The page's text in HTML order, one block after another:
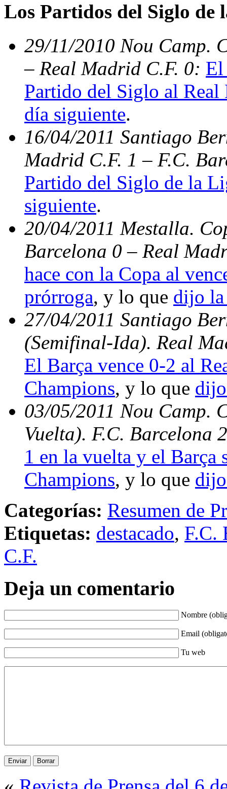
Los Partidos del Siglo de
29/11/2010 Nou Camp.
– Real Madrid C.F. 0: El
Partido del Siglo al
día siguiente.
16/04/2011 Santiago
Madrid C.F. 1 – F.C.
Partido del Siglo de la
siguiente.
20/04/2011 Mestalla.
Barcelona 0 – Real
hace con la Copa al
prórroga, y lo que dijo la
27/04/2011 Santiago
(Semifinal-Ida). Real
El Barça vence 0-2 al
Champions, y lo que
03/05/2011 Nou Camp.
Vuelta). F.C. Barcelona
1 en la vuelta y el Barça
Champions, y lo que
Categorías: Resumen de
Etiquetas: destacado, F.C.
C.F.
Deja un comentario
Nombre
Email
Tu web